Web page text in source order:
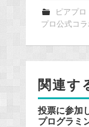
e
b
o
o
ピアプロ
プロ公式コラ
関連す
投票に参加
プログラミ